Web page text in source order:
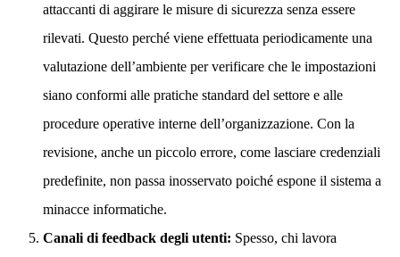
attaccanti di aggirare le misure di sicurezza senza essere
rilevati. Questo perché viene effettuata periodicamente una
valutazione dell’ambiente per verificare che le impostazioni
siano conformi alle pratiche standard del settore e alle
procedure operative interne dell’organizzazione. Con la
revisione, anche un piccolo errore, come lasciare credenziali
predefinite, non passa inosservato poiché espone il sistema a
minacce informatiche.
Canali di feedback degli utenti: Spesso, chi lavora